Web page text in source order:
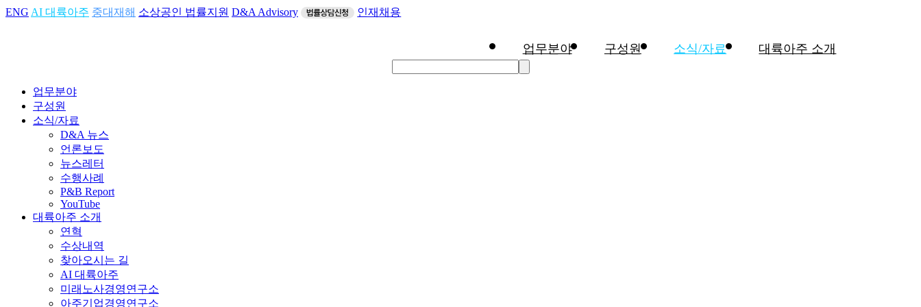
ENG AI 대륙아주 중대재해 소상공인 법률지원 D&A Advisory 인재채용
업무분야 구성원 소식/자료 대륙아주 소개
업무분야
구성원
소식/자료
D&A 뉴스
언론보도
뉴스레터
수행사례
P&B Report
YouTube
대륙아주 소개
연혁
수상내역
찾아오시는 길
AI 대륙아주
미래노사경영연구소
아주기업경영연구소